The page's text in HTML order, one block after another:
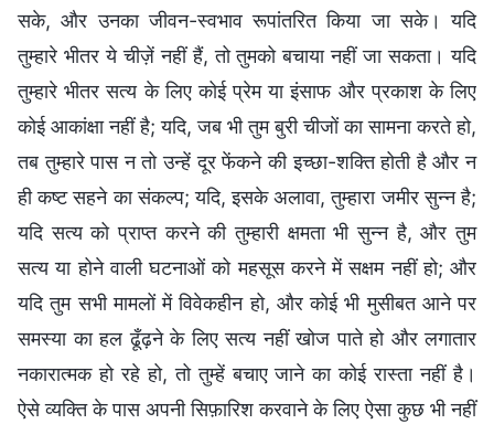
सके, और उनका जीवन-स्वभाव रूपांतरित किया जा सके। यदि
तुम्हारे भीतर ये चीज़ें नहीं हैं, तो तुमको बचाया नहीं जा सकता। यदि
तुम्हारे भीतर सत्य के लिए कोई प्रेम या इंसाफ और प्रकाश के लिए
कोई आकांक्षा नहीं है; यदि, जब भी तुम बुरी चीजों का सामना करते हो,
तब तुम्हारे पास न तो उन्हें दूर फेंकने की इच्छा-शक्ति होती है और न
ही कष्ट सहने का संकल्प; यदि, इसके अलावा, तुम्हारा जमीर सुन्न है;
यदि सत्य को प्राप्त करने की तुम्हारी क्षमता भी सुन्न है, और तुम
सत्य या होने वाली घटनाओं को महसूस करने में सक्षम नहीं हो; और
यदि तुम सभी मामलों में विवेकहीन हो, और कोई भी मुसीबत आने पर
समस्या का हल ढूँढ़ने के लिए सत्य नहीं खोज पाते हो और लगातार
नकारात्मक हो रहे हो, तो तुम्हें बचाए जाने का कोई रास्ता नहीं है।
ऐसे व्यक्ति के पास अपनी सिफ़ारिश करवाने के लिए ऐसा कुछ भी नहीं